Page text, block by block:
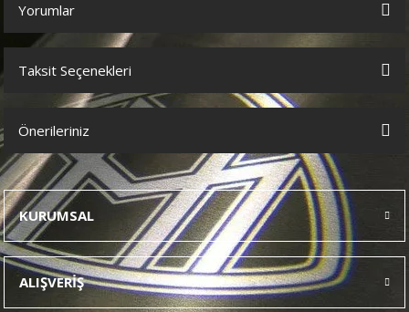
Yorumlar
Bu ürüne ilk yorumu siz yapın!
Taksit Seçenekleri
Önerileriniz
Bu ürünün fiyat bilgisi, resim, ürün açıklamalarında ve diğer
konularda yetersiz gördüğünüz noktaları öneri formunu kullanarak
tarafımıza iletebilirsiniz.
Görüş ve önerileriniz için teşekkür ederiz.
Ürün resmi kalitesiz, bozuk veya görüntülenemiyor.
Ürün açıklamasında eksik bilgiler bulunuyor.
KURUMSAL
ALIŞVERİŞ